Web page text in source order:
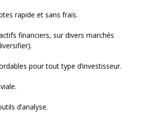
rapide et sans frais.
financiers, sur divers marchés
pour tout type d’investisseur.
d’analyse.